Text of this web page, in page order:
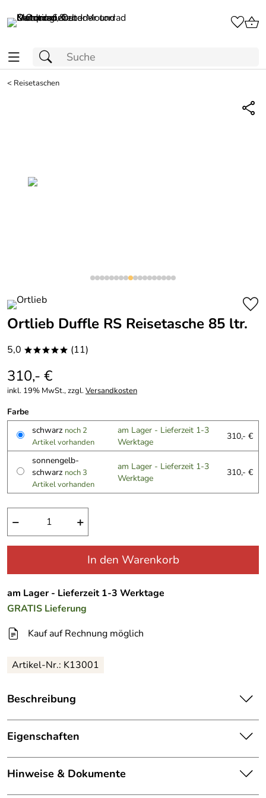
< Reisetaschen
Ortlieb Duffle RS Reisetasche 85 ltr.
5,0 ***** (11)
310,- €
inkl. 19% MwSt., zzgl.Versandkosten
Farbe
schwarz noch 2
Artikel vorhanden
am Lager - Lieferzeit 1-3
Werktage
310,- €
sonnengelb-
schwarz noch 3
Artikel vorhanden
am Lager - Lieferzeit 1-3
Werktage
310,- €
− +
In den Warenkorb
am Lager - Lieferzeit 1-3 Werktage
GRATIS Lieferung
Kauf auf Rechnung möglich
Artikel-Nr.: K13001
Beschreibung
Ortlieb Duffle RS 85Reisetaschemit Rollen
Wir finden Sie hitverdächtig : die Ortlieb Duffle RS. Auf
der Outdoormesse in Friedrichshafen wurde Sie 2014
vorgestellt und vom Outdoorkomitee bereits mit dem
Eigenschaften
Details
Hinweise & Dokumente